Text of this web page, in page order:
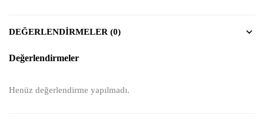
DEĞERLENDIRMELER (0)
Değerlendirmeler
Henüz değerlendirme yapılmadı.